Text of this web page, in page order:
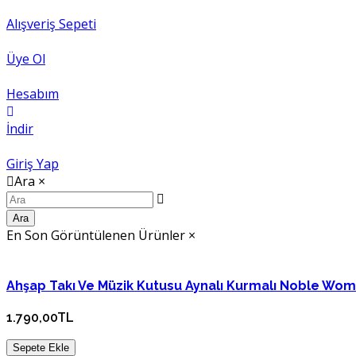
Alışveriş Sepeti
Üye Ol
Hesabım
İndir
Giriş Yap
Ara ×
Ara
En Son Görüntülenen Ürünler ×
Ahşap Takı Ve Müzik Kutusu Aynalı Kurmalı Noble
1.790,00TL
Sepete Ekle